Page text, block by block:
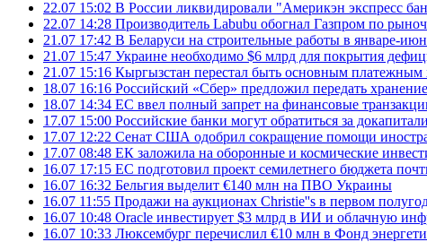
22.07 15:02 В России ликвидировали "Америкэн экспресс
22.07 14:28 Производитель Labubu обогнал Газпром по
21.07 17:42 В Беларуси на строительные работы в январе-
21.07 15:47 Украине необходимо $6 млрд для покрытия
21.07 15:16 Кыргызстан перестал быть основным платежным
18.07 16:16 Российский «Сбер» предложил передать
18.07 14:34 ЕС ввел полный запрет на финансовые
17.07 15:00 Российские банки могут обратиться за
17.07 12:22 Сенат США одобрил сокращение помощи
17.07 08:48 ЕК заложила на оборонные и космические
16.07 17:15 ЕС подготовил проект семилетнего бюджета
16.07 16:32 Бельгия выделит €140 млн на ПВО Украины
16.07 11:55 Продажи на аукционах Christie''s в первом
16.07 10:48 Oracle инвестирует $3 млрд в ИИ и облачную
16.07 10:33 Люксембург перечислил €10 млн в Фонд